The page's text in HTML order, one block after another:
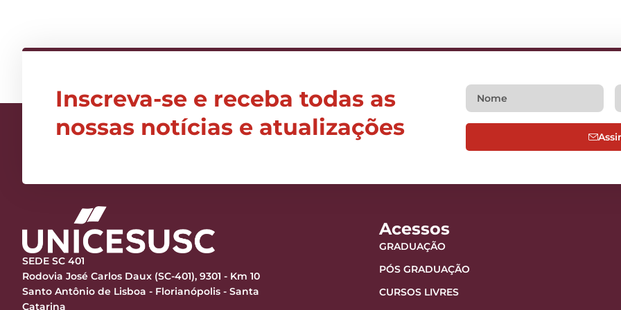
Inscreva-se e receba todas as
nossas notícias e atualizações
SEDE SC 401
Rodovia José Carlos Daux (SC-401), 9301 - Km 10
Santo Antônio de Lisboa - Florianópolis - Santa
Catarina
Acessos
GRADUAÇÃO
PÓS GRADUAÇÃO
CURSOS LIVRES